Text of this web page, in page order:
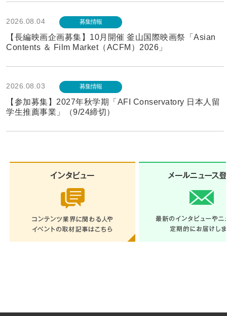
2026.08.04 募集情報
【長編映画企画募集】10月開催 釜山国際映画祭「Asian
Contents ＆ Film Market（ACFM）2026」
2026.08.03 募集情報
【参加募集】2027年秋学期「AFI Conservatory 日本人留
学生推薦事業」（9/24締切）